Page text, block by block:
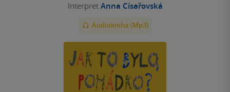
Interpret Anna Císařovská
Audiokniha (Mp3)